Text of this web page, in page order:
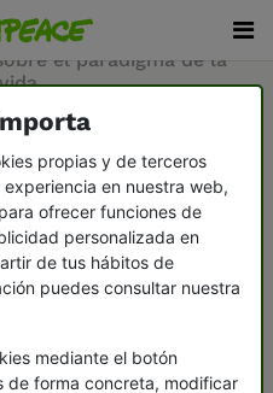
/ Documentos
el paradigma de la
marco
propias y de terceros
en nuestra web,
ofrecer funciones de
personalizada en
de tus hábitos de
puedes consultar nuestra
mediante el botón
de forma concreta, modificar